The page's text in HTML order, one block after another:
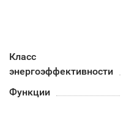
Класс
энергоэффективности
Функции